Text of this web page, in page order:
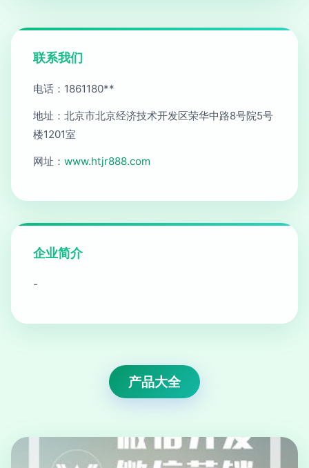
联系我们
电话：1861180**
地址：北京市北京经济技术开发区荣华中路8号院5号
楼1201室
网址： www.htjr888.com
企业简介
-
产品大全